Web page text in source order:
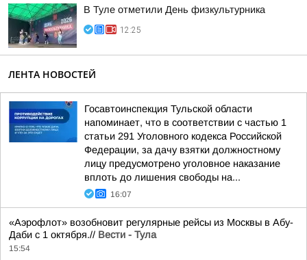
В Туле отметили День физкультурника
12:25
ЛЕНТА НОВОСТЕЙ
Госавтоинспекция Тульской области
напоминает, что в соответствии с частью 1
статьи 291 Уголовного кодекса Российской
Федерации, за дачу взятки должностному
лицу предусмотрено уголовное наказание
вплоть до лишения свободы на...
16:07
«Аэрофлот» возобновит регулярные рейсы из Москвы в Абу-
Даби с 1 октября.// Вести - Тула
15:54